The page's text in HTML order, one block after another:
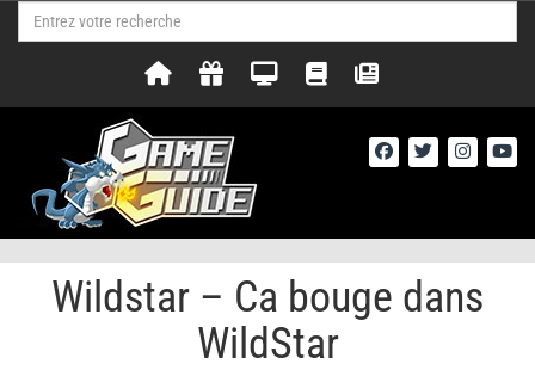
Wildstar – Ca bouge dans
WildStar